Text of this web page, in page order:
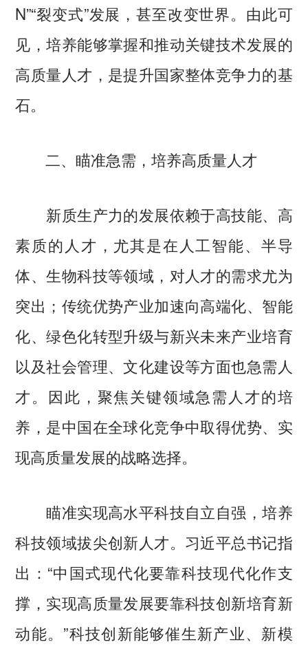
N”“裂变式”发展，甚至改变世界。由此可
见，培养能够掌握和推动关键技术发展的
高质量人才，是提升国家整体竞争力的基
石。
二、瞄准急需，培养高质量人才
新质生产力的发展依赖于高技能、高
素质的人才，尤其是在人工智能、半导
体、生物科技等领域，对人才的需求尤为
突出；传统优势产业加速向高端化、智能
化、绿色化转型升级与新兴未来产业培育
以及社会管理、文化建设等方面也急需人
才。因此，聚焦关键领域急需人才的培
养，是中国在全球化竞争中取得优势、实
现高质量发展的战略选择。
瞄准实现高水平科技自立自强，培养
科技领域拔尖创新人才。习近平总书记指
出：“中国式现代化要靠科技现代化作支
撑，实现高质量发展要靠科技创新培育新
动能。”科技创新能够催生新产业、新模